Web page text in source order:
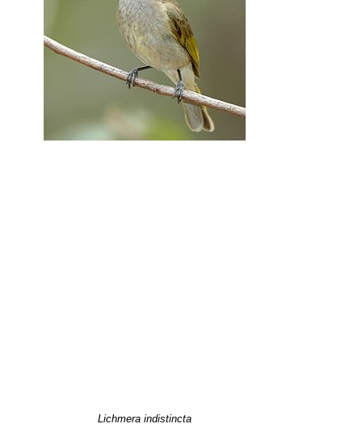
Lichmera indistincta